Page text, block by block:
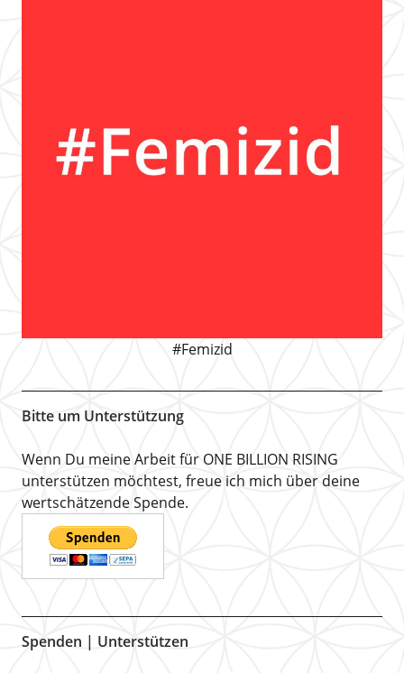
#Femizid
Bitte um Unterstützung
Wenn Du meine Arbeit für ONE BILLION RISING
unterstützen möchtest, freue ich mich über deine
wertschätzende Spende.
Spenden | Unterstützen